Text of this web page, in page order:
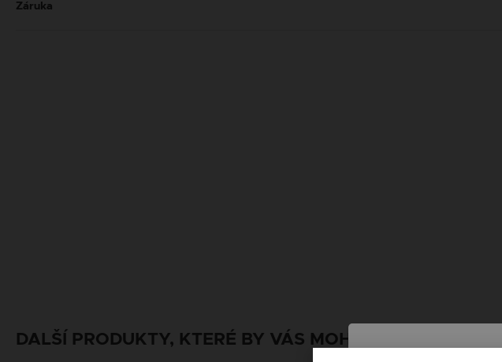
Záruka
DALŠÍ PRODUKTY, KTERÉ BY VÁS MOHLY ZAJÍMAT